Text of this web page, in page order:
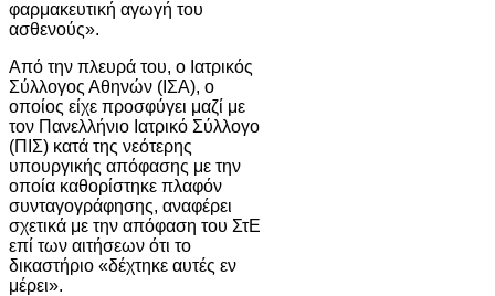
φαρμακευτική αγωγή του
ασθενούς».
Από την πλευρά του, ο Ιατρικός
Σύλλογος Αθηνών (ΙΣΑ), ο
οποίος είχε προσφύγει μαζί με
τον Πανελλήνιο Ιατρικό Σύλλογο
(ΠΙΣ) κατά της νεότερης
υπουργικής απόφασης με την
οποία καθορίστηκε πλαφόν
συνταγογράφησης, αναφέρει
σχετικά με την απόφαση του ΣτΕ
επί των αιτήσεων ότι το
δικαστήριο «δέχτηκε αυτές εν
μέρει».